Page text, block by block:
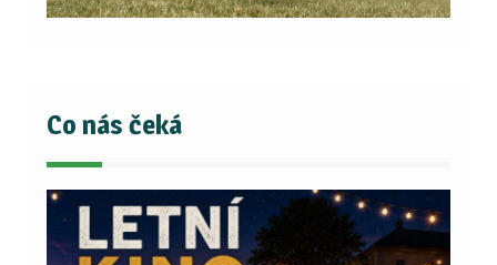
Co nás čeká